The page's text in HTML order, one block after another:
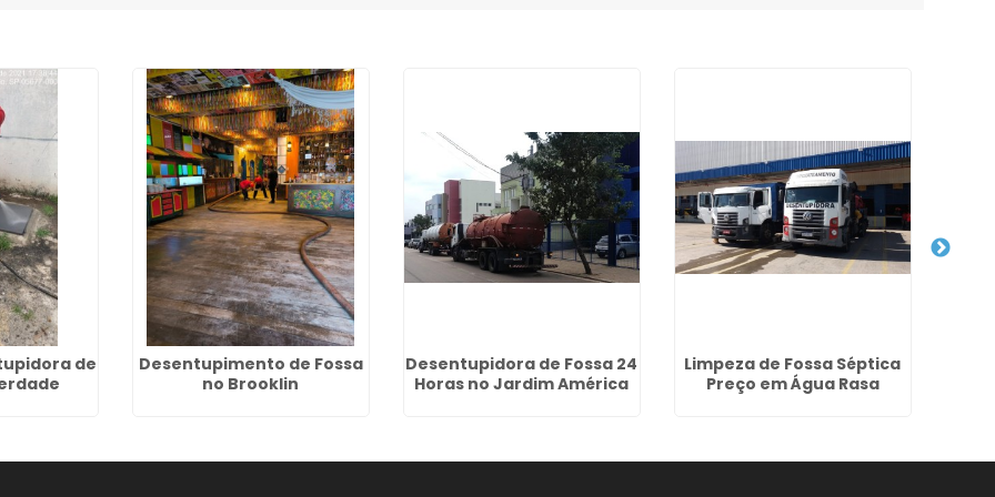
de
Desentupimento de Fossa
no Brooklin
Desentupidora de Fossa 24
Horas no Jardim América
Limpeza de Fossa Séptica
Preço em Água Rasa